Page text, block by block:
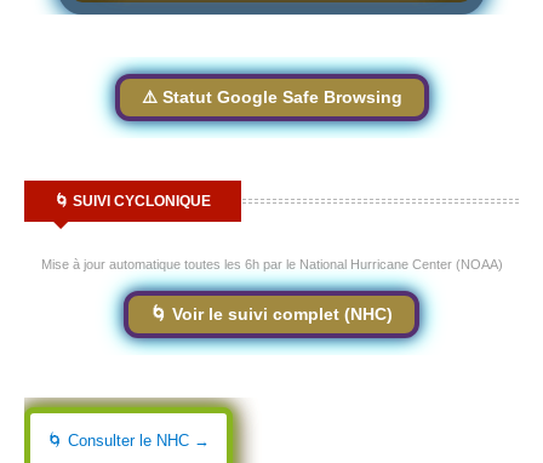
⚠️ Statut Google Safe Browsing
🌀 SUIVI CYCLONIQUE
Mise à jour automatique toutes les 6h par le National Hurricane Center (NOAA)
🌀 Voir le suivi complet (NHC)
🌀 Consulter le NHC →